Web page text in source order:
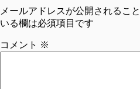
メールアドレスが公開されるこ
いる欄は必須項目です
コメント ※